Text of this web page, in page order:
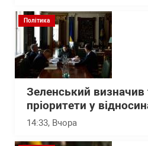
Політика
Зеленський визначив
пріоритети у
14:33, Вчора